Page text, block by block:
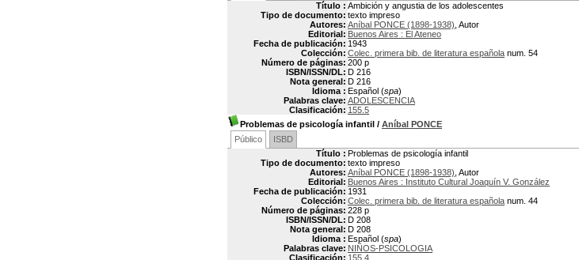
Título : Ambición y angustia de los adolescentes
Tipo de documento: texto impreso
Autores: Aníbal PONCE (1898-1938) , Autor
Editorial: Buenos Aires : El Ateneo
Fecha de publicación: 1943
Colección: Colec. primera bib. de literatura española num. 54
Número de páginas: 200 p
ISBN/ISSN/DL: D 216
Nota general: D 216
Idioma : Español (spa)
Palabras clave: ADOLESCENCIA
Clasificación: 155.5
Problemas de psicología infantil / Aníbal PONCE
Público
ISBD
Título : Problemas de psicología infantil
Tipo de documento: texto impreso
Autores: Aníbal PONCE (1898-1938) , Autor
Editorial: Buenos Aires : Instituto Cultural Joaquín V. González
Fecha de publicación: 1931
Colección: Colec. primera bib. de literatura española num. 44
Número de páginas: 228 p
ISBN/ISSN/DL: D 208
Nota general: D 208
Idioma : Español (spa)
Palabras clave: NIÑOS-PSICOLOGIA
Clasificación: 155.4